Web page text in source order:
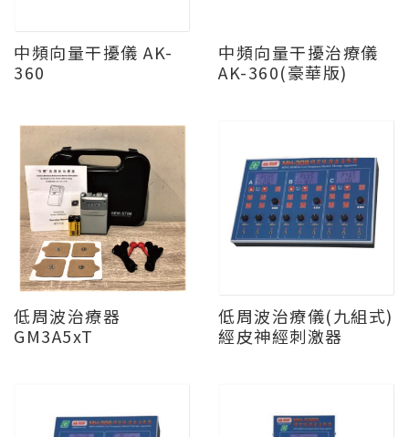
中頻向量干擾儀 AK-
360
中頻向量干擾治療儀
AK-360(豪華版)
低周波治療器
GM3A5xT
低周波治療儀(九組式)
經皮神經刺激器